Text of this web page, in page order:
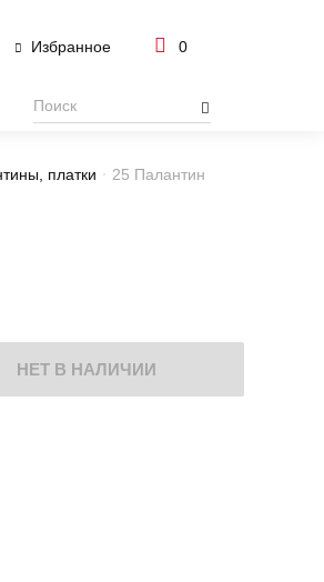
Избранное 0
платки 25 Палантин
НЕТ В НАЛИЧИИ